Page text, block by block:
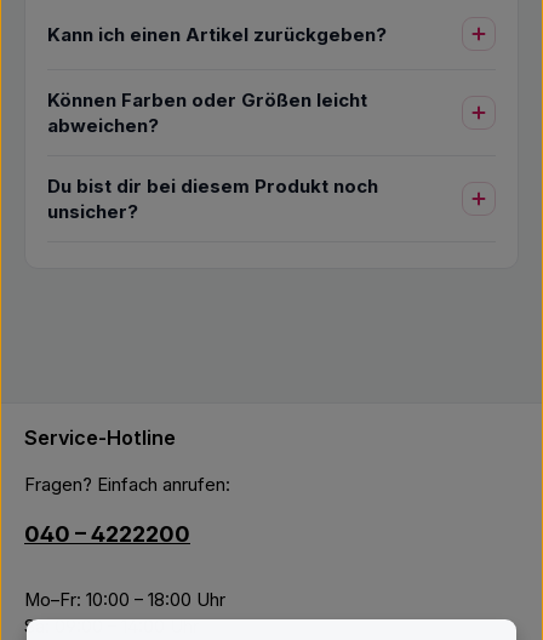
Kann ich einen Artikel zurückgeben?
Können Farben oder Größen leicht
abweichen?
Du bist dir bei diesem Produkt noch
unsicher?
Service-Hotline
Fragen? Einfach anrufen:
040 – 4222200
Mo–Fr: 10:00 – 18:00 Uhr
Sa: 09:00 – 14:00 Uhr